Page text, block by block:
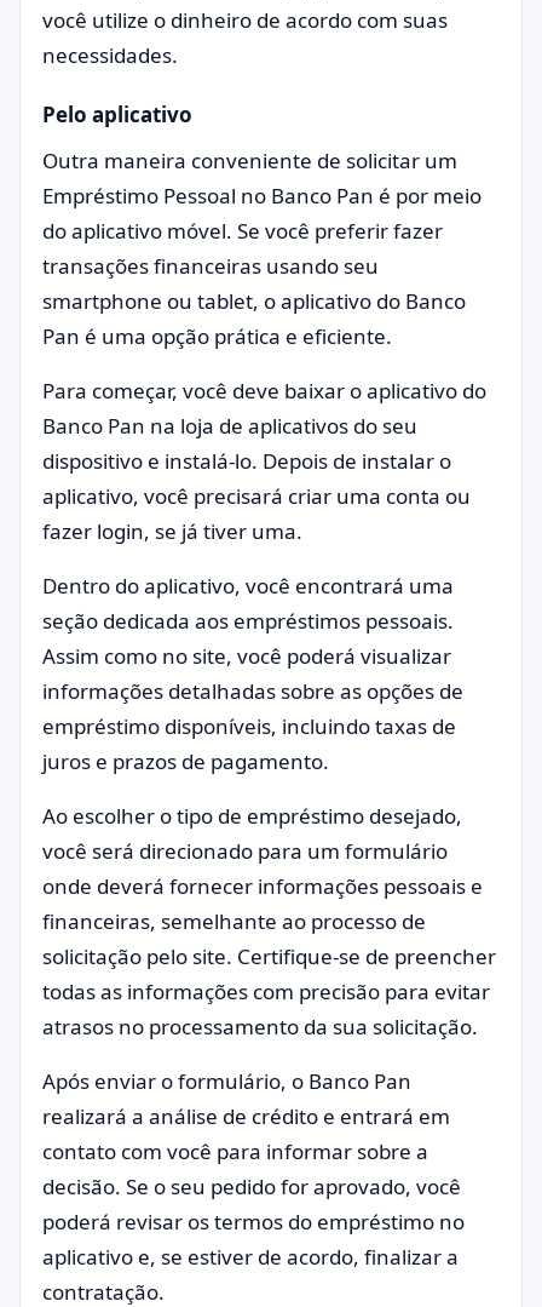
você utilize o dinheiro de acordo com suas
necessidades.
Pelo aplicativo
Outra maneira conveniente de solicitar um
Empréstimo Pessoal no Banco Pan é por meio
do aplicativo móvel. Se você preferir fazer
transações financeiras usando seu
smartphone ou tablet, o aplicativo do Banco
Pan é uma opção prática e eficiente.
Para começar, você deve baixar o aplicativo do
Banco Pan na loja de aplicativos do seu
dispositivo e instalá-lo. Depois de instalar o
aplicativo, você precisará criar uma conta ou
fazer login, se já tiver uma.
Dentro do aplicativo, você encontrará uma
seção dedicada aos empréstimos pessoais.
Assim como no site, você poderá visualizar
informações detalhadas sobre as opções de
empréstimo disponíveis, incluindo taxas de
juros e prazos de pagamento.
Ao escolher o tipo de empréstimo desejado,
você será direcionado para um formulário
onde deverá fornecer informações pessoais e
financeiras, semelhante ao processo de
solicitação pelo site. Certifique-se de preencher
todas as informações com precisão para evitar
atrasos no processamento da sua solicitação.
Após enviar o formulário, o Banco Pan
realizará a análise de crédito e entrará em
contato com você para informar sobre a
decisão. Se o seu pedido for aprovado, você
poderá revisar os termos do empréstimo no
aplicativo e, se estiver de acordo, finalizar a
contratação.